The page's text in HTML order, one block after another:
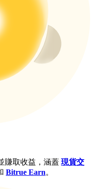
USDT
賺取收益，涵蓋 現貨交
Bitrue Earn。